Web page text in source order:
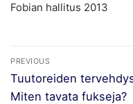
Fobian hallitus 2013
Artikkelien
selaus
PREVIOUS
Previous
post:
Tuutoreiden
Miten tavata fukseja?